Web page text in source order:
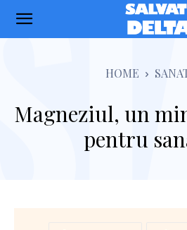
Salvati
HOME
Magneziul, un
pentru